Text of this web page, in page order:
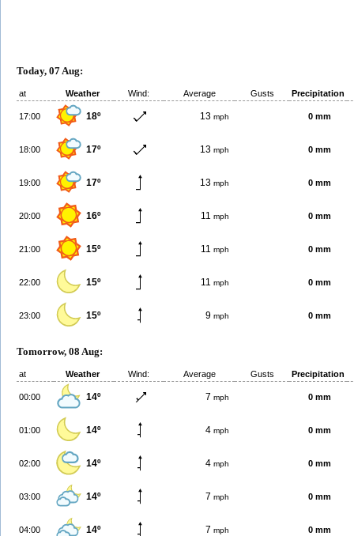
Today, 07 Aug:
at Weather Wind: Average Gusts Precipitation
17:00 18º 13 mph 0 mm
18:00 17º 13 mph 0 mm
19:00 17º 13 mph 0 mm
20:00 16º 11 mph 0 mm
21:00 15º 11 mph 0 mm
22:00 15º 11 mph 0 mm
23:00 15º 9 mph 0 mm
Tomorrow, 08 Aug:
at Weather Wind: Average Gusts Precipitation
00:00 14º 7 mph 0 mm
01:00 14º 4 mph 0 mm
02:00 14º 4 mph 0 mm
03:00 14º 7 mph 0 mm
04:00 14º 7 mph 0 mm